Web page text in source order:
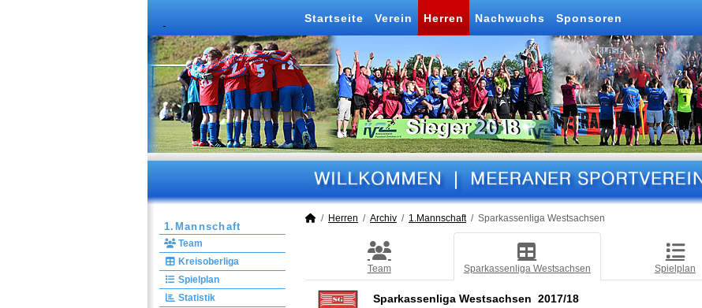
Startseite Verein Herren Nachwuchs Sponsoren
1.Mannschaft
Team
Kreisoberliga
Spielplan
Statistik
Herren Archiv 1.Mannschaft Sparkassenliga Westsachsen
Team Sparkassenliga Westsachsen Spielplan
Sparkassenliga Westsachsen 2017/18